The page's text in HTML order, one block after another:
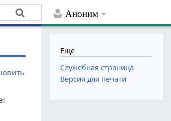
Аноним
Ещё
Служебная страница
Версия для печати